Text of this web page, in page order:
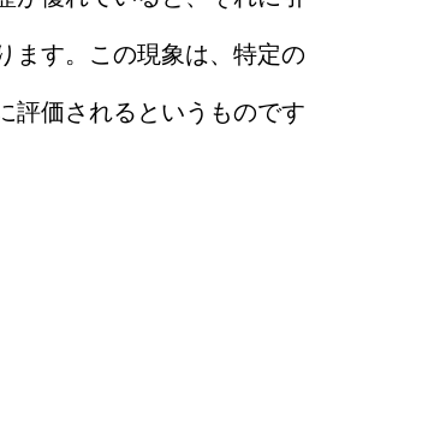
ます。この現象は、特定の
評価されるというものです​